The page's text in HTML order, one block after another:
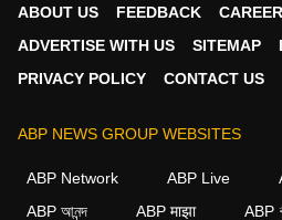
और अटल आवासीय विद्यालयों में
ABOUT US FEEDBACK
ADVERTISE WITH US
SITEMAP
PRIVACY POLICY
CONTACT US
ABP NEWS GROUP WEBSITES
ABP Network ABP Live
ABP আনন্দ
ABP माझा ABP